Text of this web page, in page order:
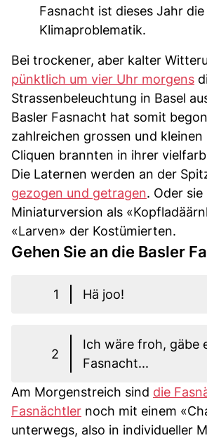
Fasnacht ist dieses Jahr die
Klimaproblematik.
Bei trockener, aber kalter
pünktlich um vier Uhr morgens
Strassenbeleuchtung in Basel
Basler Fasnacht hat somit
zahlreichen grossen und
Cliquen brannten in ihrer
Die Laternen werden an der
gezogen und getragen. Oder sie
Miniaturversion als
«Larven» der Kostümierten.
Gehen Sie an die Basler
1 Hä joo!
2
Ich wäre froh, gäbe
Fasnacht...
Am Morgenstreich sind die
Fasnächtler noch mit einem
unterwegs, also in individueller